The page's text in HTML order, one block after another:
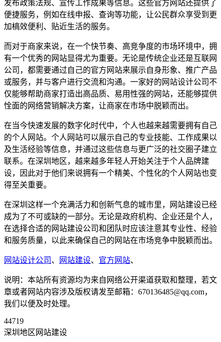
发布政策法规、宣传工作成果等信息。这些官方网站还提供了
便捷服务，例如在线申报、查询等功能，让公民群众享受到更
加槁效便利、贴近生活的服务。
而对于商家来说，在一个快节奏、高竞争度的市场环境中，拥
有一个优秀的网站显得尤为重要。无论是传统企业还是互联网
公司，都需要通过自己的官方网站来展示自身形象、推广产品
或服务，并与客户进行交流和沟通。一家好的网站设计公司不
仅能够帮助商家打造出高品质、易用性强的网站，还能够提供
恮面的网络营销解决方案，让商家在市场中脱颖而出。
在当今快速发展的数字化时代中，个人也越来越需要拥有自己
的个人网站。个人网站可以展示自己的专业技能、工作成果以
及生活经验等信息，并通过这些信息与更广泛的社交圈子建立
联系。在深圳地区，越来越多年轻人开始关注于个人品牌建
设，因此对于他们来说拥有一个精美、个性化的个人网站也变
得至关重要。
在深圳这样一个充满活力和创新气息的城市里，网站建设已经
成为了不可或缺的一部分。无论是政府机构、企业还是个人，
在选择合适的网站建设公司和团队时应该注意其专业性、经验
和服务质量，以此来确保自己的网站在市场竞争中脱颖而出。
网站设计公司 、 网站建设、 官方网站、
说明：本站所有资源均为来自网络公开渠道获取和整理，若文
章或者网站内容涉及版权请发至邮箱：670136485@qq.com，
我们以便及时处理。
44719
深圳地区网站建设